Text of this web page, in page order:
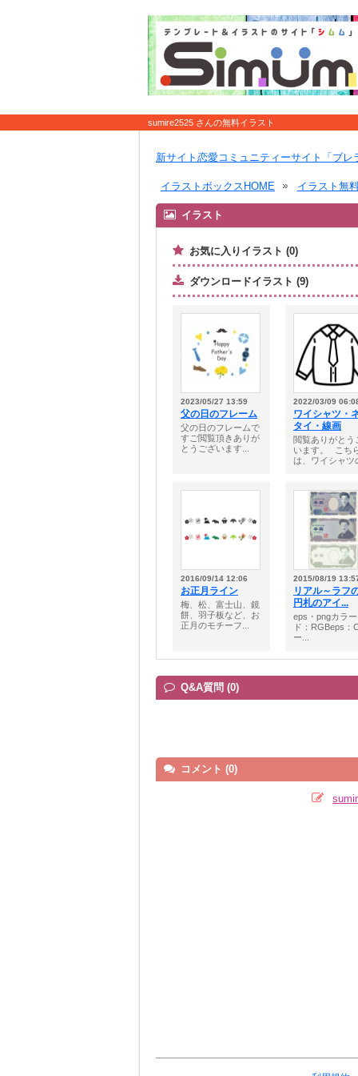
sumire2525 さんの無料イラスト
新サイト恋愛コミュニティーサイト「ブレ
イラストボックスHOME イラスト無
イラスト
お気に入りイラスト (0)
ダウンロードイラスト (9)
2023/05/27 13:59
父の日のフレーム
父の日のフレームで
すご閲覧頂きありが
とうございます...
2022/03/09
ワイシャツ・
タイ・線画
閲覧ありがとう
います。⠀こち
は、ワイシャツ
2016/09/14 12:06
お正月ライン
梅、松、富士山、鏡
餅、羽子板など、お
正月のモチーフ...
2015/08/19
リアル～ラフ
円札のアイ...
eps・pngカラ
ド：RGBeps：
ー...
Q&A質問 (0)
コメント (0)